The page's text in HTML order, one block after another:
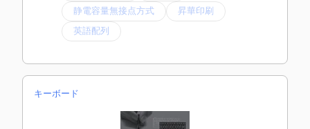
静電容量無接点方式
昇華印刷
英語配列
キーボード